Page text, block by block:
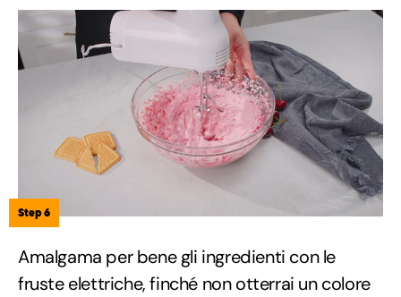
Step 6
Amalgama per bene gli ingredienti con le
fruste elettriche, finché non otterrai un colore